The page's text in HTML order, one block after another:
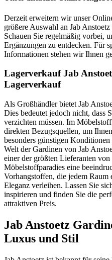
Derzeit erweitern wir unser
größere Auswahl an Jab
Schauen Sie regelmäßig vorbei,
Ergänzungen zu entdecken. Für
Informationen stehen wir Ihnen
Lagerverkauf Jab
Lagerverkauf
Als Großhändler bietet Jab
Dies bedeutet jedoch nicht, dass
verzichten müssen. Im
direkten Bezugsquellen, um
besonders günstigen
Welt der Gardinen von Jab
einer der größten Lieferanten
Möbelstoffparadies eine
Vorhangstoffen, die jedem
Eleganz verleihen. Lassen Sie
inspirieren und finden Sie die
attraktiven Preis.
Jab Anstoetz
Luxus und Stil